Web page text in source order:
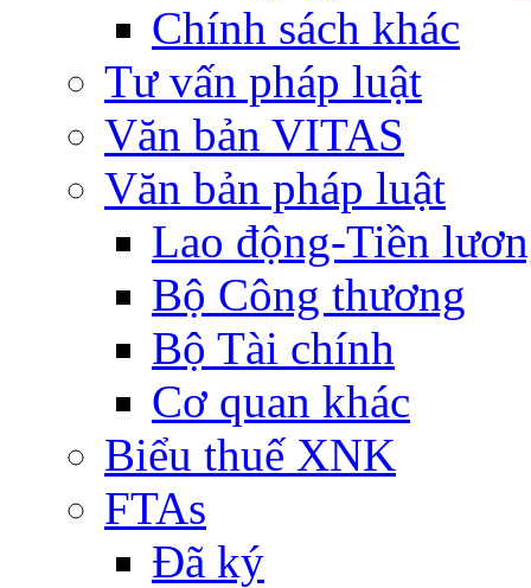
Chính sách khác
Tư vấn pháp luật
Văn bản VITAS
Văn bản pháp luật
Lao động-Tiền
Bộ Công thương
Bộ Tài chính
Cơ quan khác
Biểu thuế XNK
FTAs
Đã ký